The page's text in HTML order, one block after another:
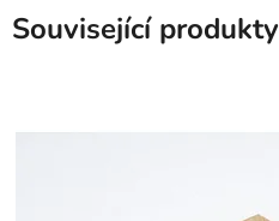
Související produkty